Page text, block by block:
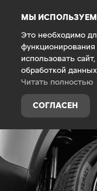
МЫ ИСПОЛЬЗУЕМ
Это необходимо
использовать
обработкой
Читать полностью
СОГЛАСЕН
Главная